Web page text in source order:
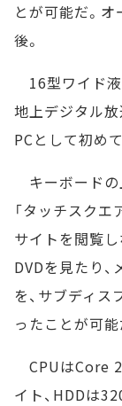
とが可能だ。
後。
16型ワイド液
地上デジタル
PCとして初め
キーボードの
「タッチスク
サイトを閲覧
DVDを見たり
を、サブディス
ったことが可能
CPUはCore 2
イト、HDDは